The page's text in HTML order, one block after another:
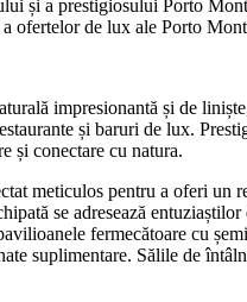
și a prestigiosului Porto
ofertelor de lux ale Porto
impresionantă și de
și baruri de lux.
și conectare cu natura.
meticulos pentru a oferi un
se adresează
fermecătoare cu
suplimentare. Sălile de